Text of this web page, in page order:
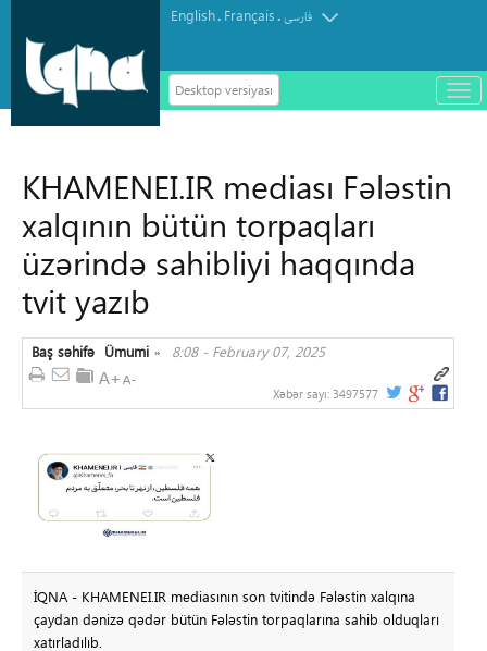
English. Français.فارسی
Desktop versiyası
باز
و
KHAMENEI.IR mediası Fələstin
xalqının bütün torpaqları
üzərində sahibliyi haqqında
tvit yazıb
Baş səhifə »
Ümumi 8:08 - February 07, 2025
Xəbər sayı: 3497577
İQNA - KHAMENEI.IR mediasının son tvitində Fələstin xalqına
çaydan dənizə qədər bütün Fələstin torpaqlarına sahib olduqları
xatırladılıb.